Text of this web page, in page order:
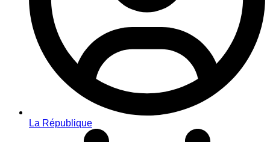
La République